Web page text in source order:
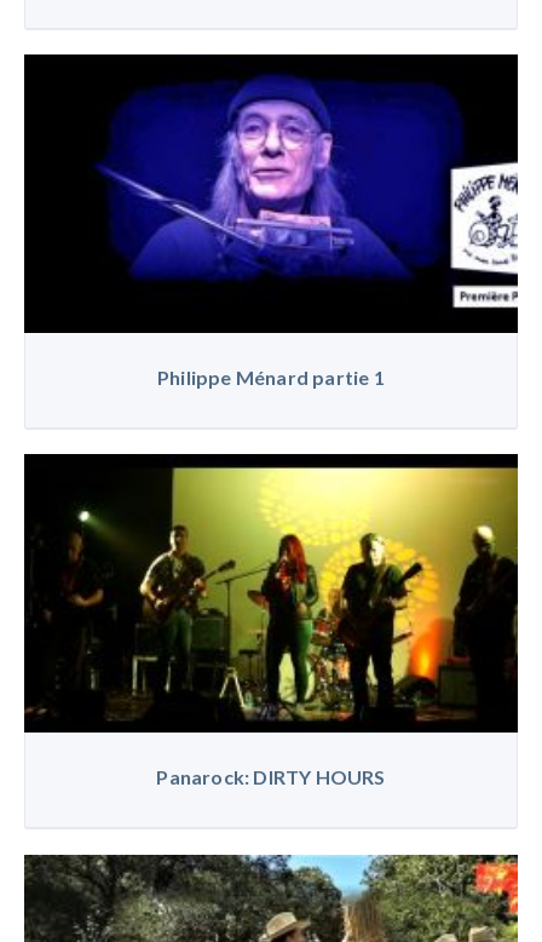
Philippe Ménard partie 1
Panarock: DIRTY HOURS